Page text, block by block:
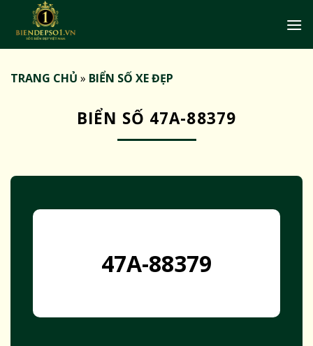
TRANG CHỦ » BIỂN SỐ XE ĐẸP
BIỂN SỐ 47A-88379
47A-88379